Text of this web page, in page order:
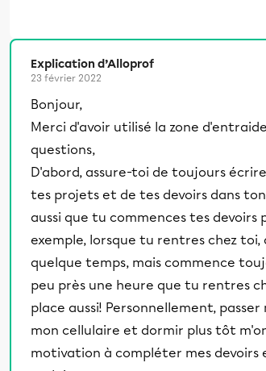
Explication d’Alloprof
23 février 2022
Bonjour,
Merci d'avoir utilisé la zone
questions,
D'abord, assure-toi de toujours
tes projets et de tes devoirs dans
aussi que tu commences tes devoirs
exemple, lorsque tu rentres chez
quelque temps, mais commence
peu près une heure que tu rentres
place aussi! Personnellement,
mon cellulaire et dormir plus tôt
motivation à compléter mes devoirs